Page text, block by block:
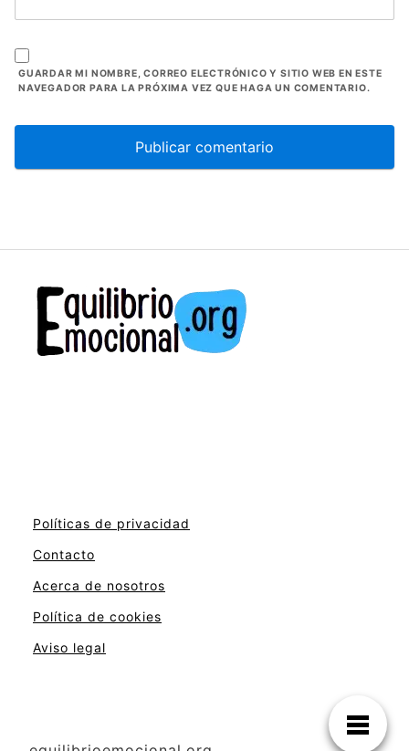
GUARDAR MI NOMBRE, CORREO ELECTRÓNICO Y SITIO WEB EN ESTE
NAVEGADOR PARA LA PRÓXIMA VEZ QUE HAGA UN COMENTARIO.
Políticas de privacidad
Contacto
Acerca de nosotros
Política de cookies
Aviso legal